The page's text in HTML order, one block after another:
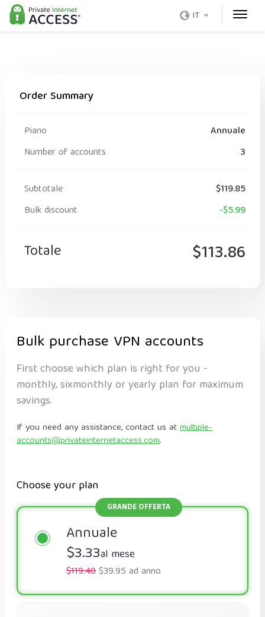
IT
Order Summary
Piano
Annuale
Number of accounts
3
Subtotale
$119.85
Bulk discount
-$5.99
Totale $113.86
Bulk purchase VPN accounts
First choose which plan is right for you -
monthly, sixmonthly or yearly plan for maximum
savings.
If you need any assistance, contact us atmultiple-
accounts@privateinternetaccess.com.
Choose your plan
Annuale
$3.33al mese
$119.40$39.95 ad anno